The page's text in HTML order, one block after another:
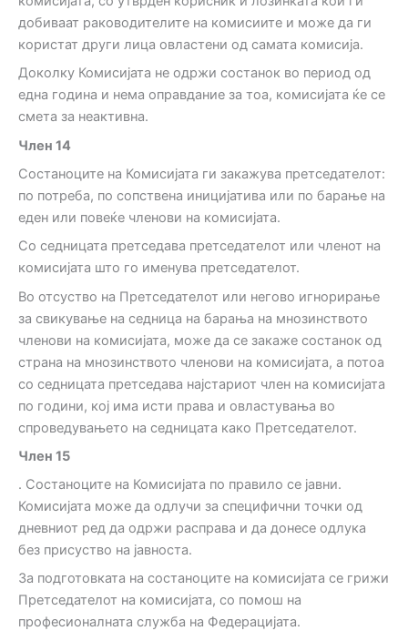
добиваат раководителите на комисиите и може да ги
користат други лица овластени од самата комисија.
Доколку Комисијата не одржи состанок во период од
една година и нема оправдание за тоа, комисијата ќе се
смета за неактивна.
Член 14
Состаноците на Комисијата ги закажува претседателот:
по потреба, по сопствена иницијатива или по барање на
еден или повеќе членови на комисијата.
Со седницата претседава претседателот или членот на
комисијата што го именува претседателот.
Во отсуство на Претседателот или негово игнорирање
за свикување на седница на барања на мнозинството
членови на комисијата, може да се закаже состанок од
страна на мнозинството членови на комисијата, а потоа
со седницата претседава најстариот член на комисијата
по години, кој има исти права и овластувања во
спроведувањето на седницата како Претседателот.
Член 15
. Состаноците на Комисијата по правило се јавни.
Комисијата може да одлучи за специфични точки од
дневниот ред да одржи расправа и да донесе одлука
без присуство на јавноста.
За подготовката на состаноците на комисијата се грижи
Претседателот на комисијата, со помош на
професионалната служба на Федерацијата.